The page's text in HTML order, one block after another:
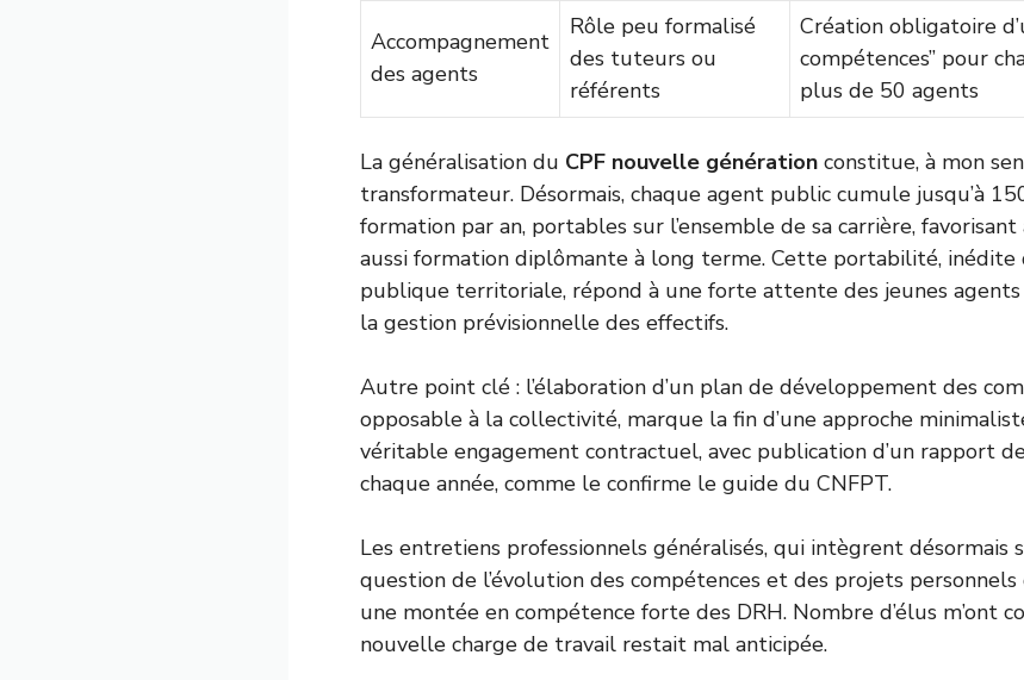
Accompagnement
des agents
Rôle peu formalisé
des tuteurs ou
référents
Création obligatoire
compétences” pour
plus de 50 agents
La généralisation du CPF nouvelle génération constitue, à mon
transformateur. Désormais, chaque agent public cumule jusqu’à
formation par an, portables sur l’ensemble de sa carrière,
aussi formation diplômante à long terme. Cette portabilité, inédite
publique territoriale, répond à une forte attente des jeunes
la gestion prévisionnelle des effectifs.
Autre point clé : l’élaboration d’un plan de développement des
opposable à la collectivité, marque la fin d’une approche
véritable engagement contractuel, avec publication d’un rapport
chaque année, comme le confirme le guide du CNFPT.
Les entretiens professionnels généralisés, qui intègrent désormais
question de l’évolution des compétences et des projets
une montée en compétence forte des DRH. Nombre d’élus m’ont
nouvelle charge de travail restait mal anticipée.